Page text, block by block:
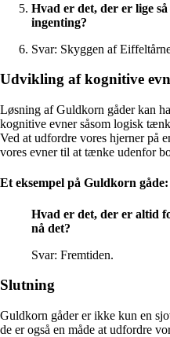
Hvad er det, der er lige
ingenting?
Svar: Skyggen af
Udvikling af kognitive
Løsning af Guldkorn gåder kan
kognitive evner såsom logisk
Ved at udfordre vores hjerner på
vores evner til at tænke udenfor
Et eksempel på Guldkorn gåde:
Hvad er det, der er altid
nå det?
Svar: Fremtiden.
Slutning
Guldkorn gåder er ikke kun en
de er også en måde at udfordre